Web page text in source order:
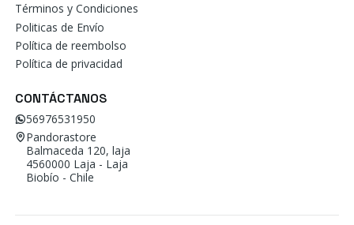
Términos y Condiciones
Politicas de Envío
Política de reembolso
Política de privacidad
CONTÁCTANOS
56976531950
Pandorastore
Balmaceda 120, laja
4560000 Laja - Laja
Biobío - Chile